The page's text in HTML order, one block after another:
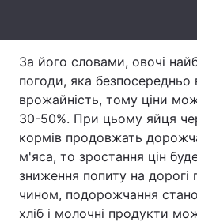
Тема оформлення
За його словами, овочі
погоди, яка безпосередньо
врожайність, тому ціни
30-50%. При цьому яйця
кормів продовжать
м'яса, то зростання цін
зниження попиту на дорогі
чином, подорожчання
хліб і молочні продукти